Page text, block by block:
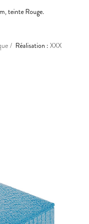
teinte Rouge.
/ Réalisation :XXX